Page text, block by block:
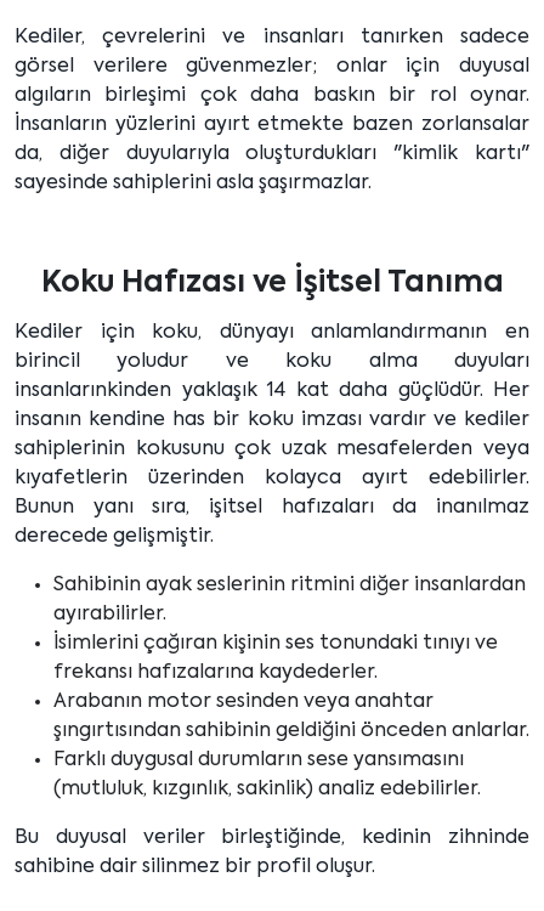
Kediler, çevrelerini ve insanları tanırken sadece
görsel verilere güvenmezler; onlar için duyusal
algıların birleşimi çok daha baskın bir rol oynar.
İnsanların yüzlerini ayırt etmekte bazen zorlansalar
da, diğer duyularıyla oluşturdukları "kimlik kartı"
sayesinde sahiplerini asla şaşırmazlar.
Koku Hafızası ve İşitsel Tanıma
Kediler için koku, dünyayı anlamlandırmanın en
birincil yoludur ve koku alma duyuları
insanlarınkinden yaklaşık 14 kat daha güçlüdür. Her
insanın kendine has bir koku imzası vardır ve kediler
sahiplerinin kokusunu çok uzak mesafelerden veya
kıyafetlerin üzerinden kolayca ayırt edebilirler.
Bunun yanı sıra, işitsel hafızaları da inanılmaz
derecede gelişmiştir.
Sahibinin ayak seslerinin ritmini diğer insanlardan
ayırabilirler.
İsimlerini çağıran kişinin ses tonundaki tınıyı ve
frekansı hafızalarına kaydederler.
Arabanın motor sesinden veya anahtar
şıngırtısından sahibinin geldiğini önceden anlarlar.
Farklı duygusal durumların sese yansımasını
(mutluluk, kızgınlık, sakinlik) analiz edebilirler.
Bu duyusal veriler birleştiğinde, kedinin zihninde
sahibine dair silinmez bir profil oluşur.